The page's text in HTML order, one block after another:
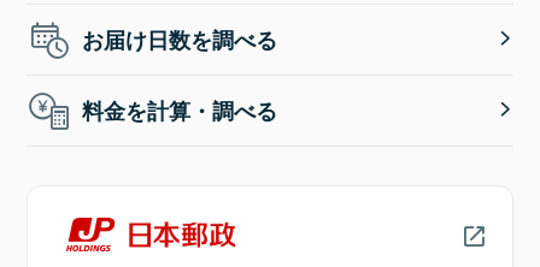
お届け日数を調べる
料金を計算・調べる